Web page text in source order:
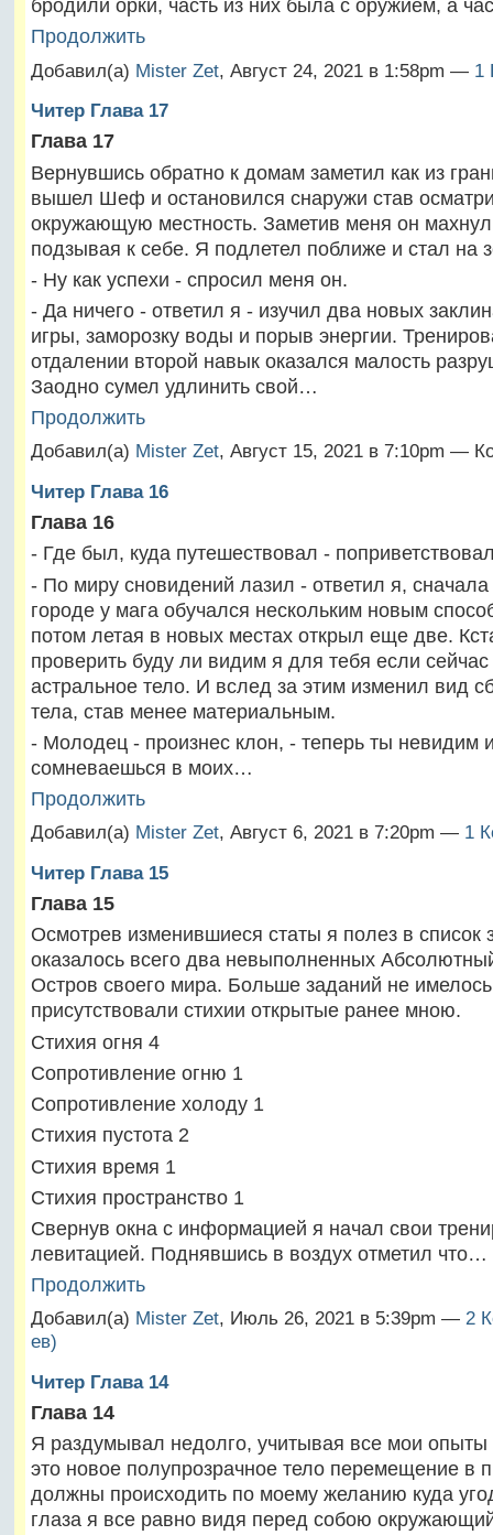
бродили орки, часть из них была с оружием, а
Продолжить
Добавил(а) Mister Zet, Август 24, 2021 в 1:58pm — 1
Читер Глава 17
Глава 17
Вернувшись обратно к домам заметил как из
вышел Шеф и остановился снаружи став
окружающую местность. Заметив меня он махнул
подзывая к себе. Я подлетел поближе и стал на
- Ну как успехи - спросил меня он.
- Да ничего - ответил я - изучил два новых
игры, заморозку воды и порыв энергии.
отдалении второй навык оказался малость
Заодно сумел удлинить свой…
Продолжить
Добавил(а) Mister Zet, Август 15, 2021 в 7:10pm —
Читер Глава 16
Глава 16
- Где был, куда путешествовал -
- По миру сновидений лазил - ответил я,
городе у мага обучался нескольким новым
потом летая в новых местах открыл еще две.
проверить буду ли видим я для тебя если
астральное тело. И вслед за этим изменил вид
тела, став менее материальным.
- Молодец - произнес клон, - теперь ты невидим
сомневаешься в моих…
Продолжить
Добавил(а) Mister Zet, Август 6, 2021 в 7:20pm — 1
Читер Глава 15
Глава 15
Осмотрев изменившиеся статы я полез в список
оказалось всего два невыполненных
Остров своего мира. Больше заданий не имелось
присутствовали стихии открытые ранее мною.
Стихия огня 4
Сопротивление огню 1
Сопротивление холоду 1
Стихия пустота 2
Стихия время 1
Стихия пространство 1
Свернув окна с информацией я начал свои
левитацией. Поднявшись в воздух отметил что…
Продолжить
Добавил(а) Mister Zet, Июль 26, 2021 в 5:39pm — 2
ев)
Читер Глава 14
Глава 14
Я раздумывал недолго, учитывая все мои опыты
это новое полупрозрачное тело перемещение в
должны происходить по моему желанию куда
глаза я все равно видя перед собою